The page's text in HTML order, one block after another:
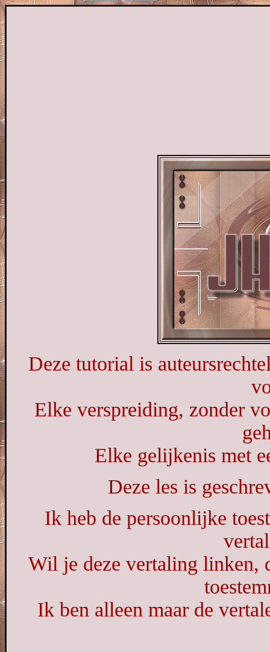
Deze tutorial is
Elke verspreiding, zonder
Elke gelijkenis met
Deze les is
Ik heb de persoonlijke
Wil je deze vertaling linken,
Ik ben alleen maar de